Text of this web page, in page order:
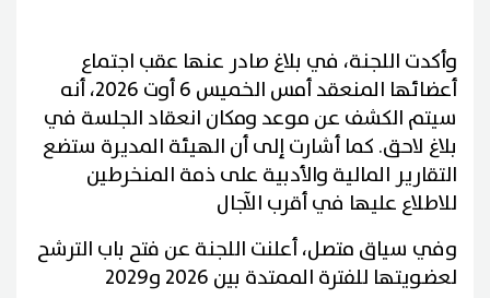
وأكدت اللجنة، في بلاغ صادر عنها عقب اجتماع
أعضائها المنعقد أمس الخميس 6 أوت 2026، أنه
سيتم الكشف عن موعد ومكان انعقاد الجلسة في
بلاغ لاحق. كما أشارت إلى أن الهيئة المديرة ستضع
التقارير المالية والأدبية على ذمة المنخرطين
للاطلاع عليها في أقرب الآجال
وفي سياق متصل، أعلنت اللجنة عن فتح باب الترشح
لعضويتها للفترة الممتدة بين 2026 و2029